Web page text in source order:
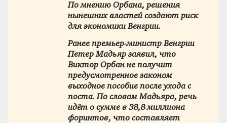
По мнению Орбана, решения
нынешних властей создают риск
для экономики Венгрии.
Ранее премьер-министр Венгрии
Петер Мадьяр заявил, что
Виктор Орбан не получит
предусмотренное законом
выходное пособие после ухода с
поста. По словам Мадьяра, речь
идёт о сумме в 38,8 миллиона
форинтов, что составляет